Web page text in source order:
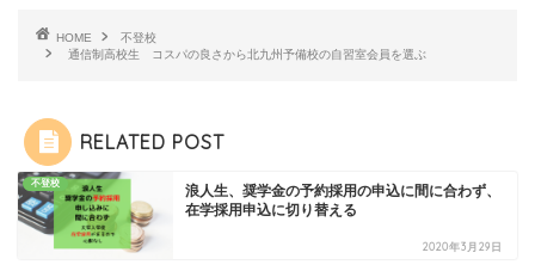
HOME
不登校
通信制高校生 コスパの良さから北九州予備校の自習室会員を選ぶ
RELATED POST
不登校
浪人生、奨学金の予約採用の申込に間に合わず、
在学採用申込に切り替える
2020年3月29日